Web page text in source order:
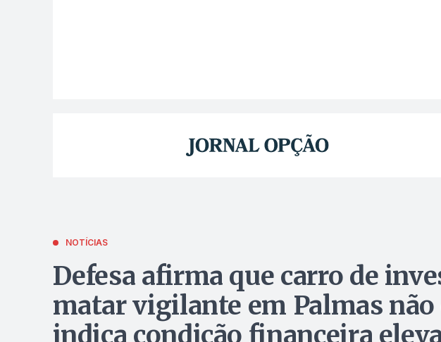
NOTÍCIAS
Defesa afirma que carro de
matar vigilante em Palmas não
indica condição financeira